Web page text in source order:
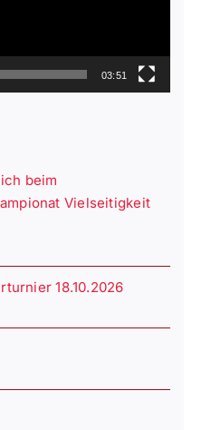
03:51
beim
Vielseitigkeit
18.10.2026